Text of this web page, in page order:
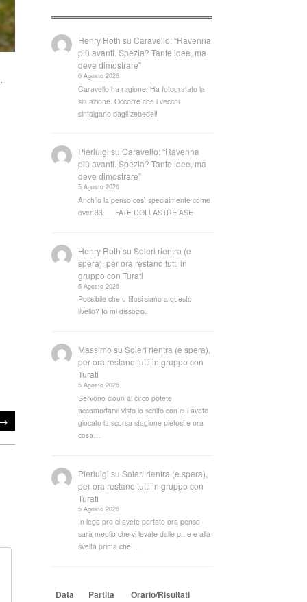
.
→
Henry Roth suCaravello: “Ravenna
più avanti. Spezia? Tante idee, ma
deve dimostrare”
6 Agosto 2026
Caravello ha ragione. Ha fotografato la
situazione. Occorre che i vecchi
sintolgano dagli zebedei!
Pierluigi suCaravello: “Ravenna
più avanti. Spezia? Tante idee, ma
deve dimostrare”
5 Agosto 2026
Anch'io la penso così specialmente come
over 33..... FATE DOI LASTRE ASE
Henry Roth suSoleri rientra (e
spera), per ora restano tutti in
gruppo con Turati
5 Agosto 2026
Possibile che u tifosi siano a questo
livello? Io mi dissocio.
Massimo suSoleri rientra (e spera),
per ora restano tutti in gruppo con
Turati
5 Agosto 2026
Servono cloun al circo potete
accomodarvi visto lo schifo con cui avete
giocato la scorsa stagione pietosi e ora
cosa…
Pierluigi suSoleri rientra (e spera),
per ora restano tutti in gruppo con
Turati
5 Agosto 2026
In lega pro ci avete portato ora penso
sarà meglio che vi levate dalle p...e e alla
svelta prima che…
Data Partita Orario/Risultati